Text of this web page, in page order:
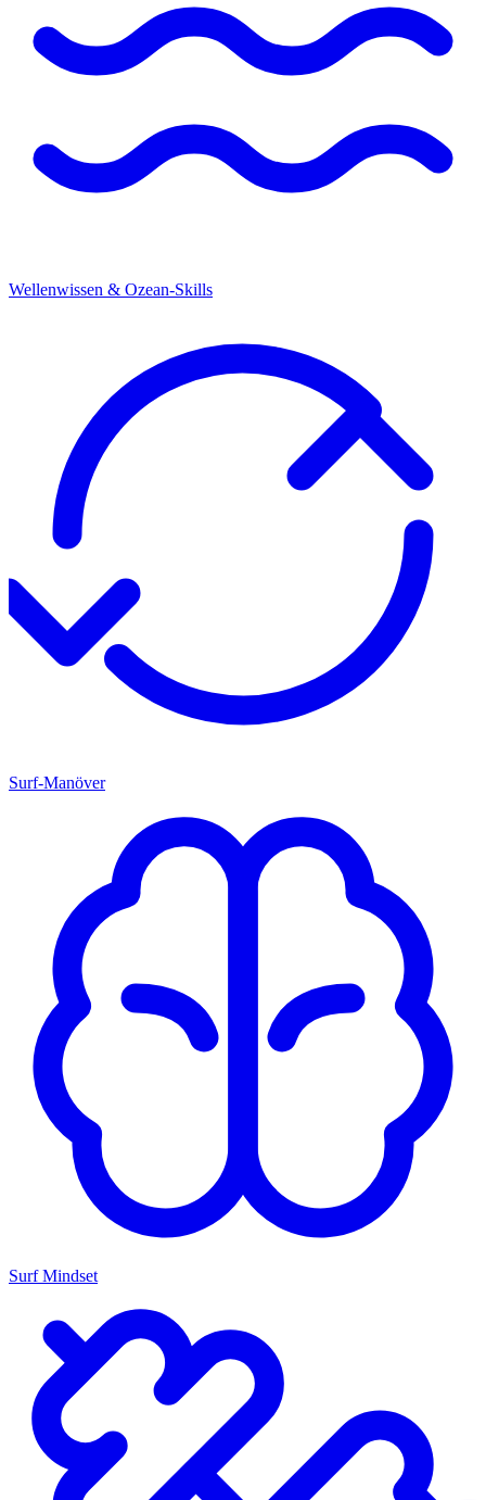
Wellenwissen & Ozean-Skills
Surf-Manöver
Surf Mindset